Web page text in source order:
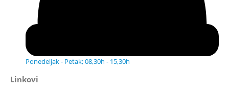
Ponedeljak - Petak; 08,30h - 15,30h
Linkovi